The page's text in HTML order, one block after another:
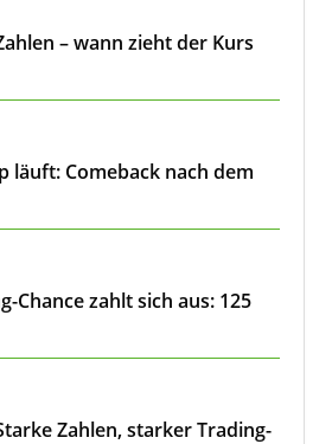
– wann zieht der Kurs
läuft: Comeback nach dem
Chance zahlt sich aus: 125
Zahlen, starker Trading-